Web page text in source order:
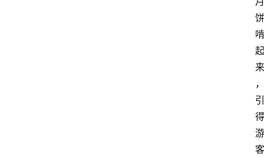
饼
啃
起
来
，
引
得
游
客